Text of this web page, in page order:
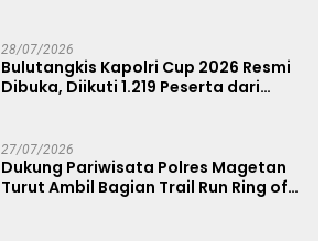
28/07/2026
Bulutangkis Kapolri Cup 2026 Resmi
Dibuka, Diikuti 1.219 Peserta dari
27/07/2026
Dukung Pariwisata Polres Magetan
Turut Ambil Bagian Trail Run Ring of